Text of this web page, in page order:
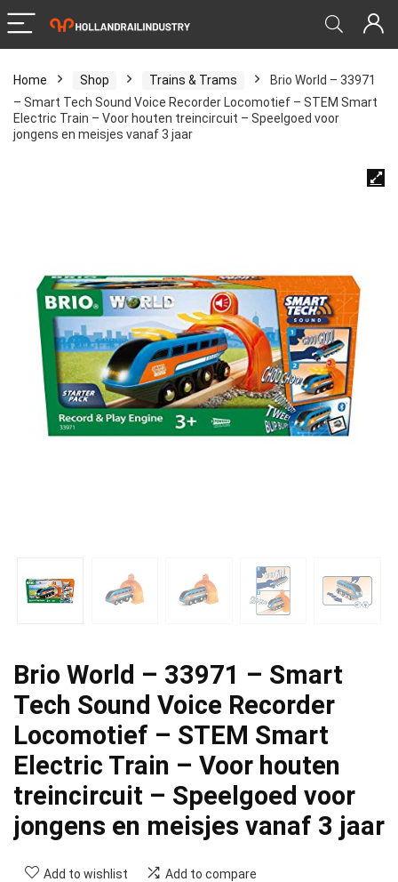
Home Shop Trains & Trams
Brio World – 33971
– Smart Tech Sound Voice Recorder Locomotief – STEM Smart
Electric Train – Voor houten treincircuit – Speelgoed voor
jongens en meisjes vanaf 3 jaar
Brio World – 33971 – Smart
Tech Sound Voice Recorder
Locomotief – STEM Smart
Electric Train – Voor houten
treincircuit – Speelgoed voor
jongens en meisjes vanaf 3 jaar
Add to wishlist Add to compare